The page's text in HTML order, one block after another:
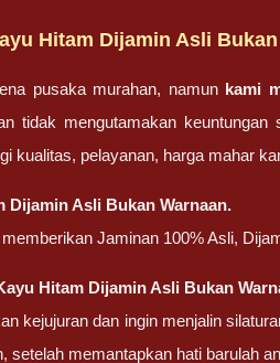
Hitam Dijamin Asli
pusaka murahan, namun kami
tidak mengutamakan
kualitas, pelayanan, harga mahar
Dijamin Asli Bukan Warnaan.
Jaminan 100% Asli,
Hitam Dijamin Asli Bukan
kejujuran dan ingin menjalin
setelah memantapkan hati barulah